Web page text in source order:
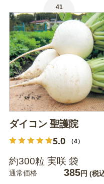
41
ダイコン 聖護院
5.0 （4）
約300粒 実咲 袋
通常価格 385円 (税